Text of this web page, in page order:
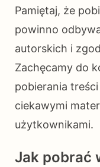
Pamiętaj, że
powinno
autorskich i
Zachęcamy do
pobierania
ciekawymi
użytkownikami.
Jak pobrać